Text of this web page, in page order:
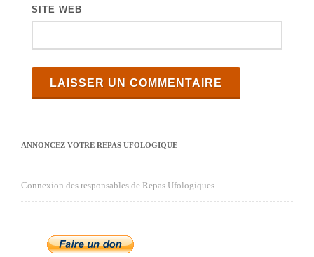
SITE WEB
ANNONCEZ VOTRE REPAS UFOLOGIQUE
Connexion des responsables de Repas Ufologiques